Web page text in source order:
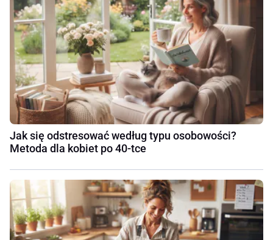
Jak się odstresować według typu osobowości?
Metoda dla kobiet po 40-tce